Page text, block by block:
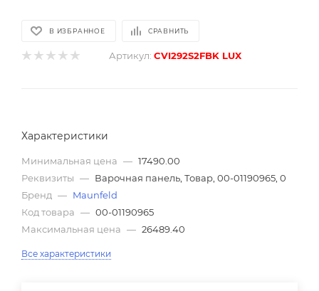
В ИЗБРАННОЕ СРАВНИТЬ
Артикул: CVI292S2FBK LUX
Характеристики
Минимальная цена — 17490.00
Реквизиты — Варочная панель, Товар, 00-01190965, 0
Бренд — Maunfeld
Код товара — 00-01190965
Максимальная цена — 26489.40
Все характеристики